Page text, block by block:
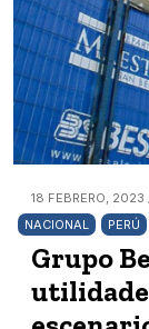
18 FEBRERO, 2023
NACIONAL
PERÚ
Grupo